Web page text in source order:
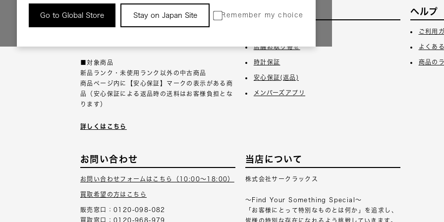
Go to Global Store Stay on Japan Site Remember my choice
返品について
■対象商品
新品ランク・未使用ランク以外の中古商品
商品ページ内に【安心保証】マークの表示がある商
品（安心保証による返品時の送料はお客様負担とな
ります）
詳しくはこちら
サービス
店舗お取り寄せ
時計保証
安心保証(返品)
メンバーズアプリ
ヘルプ
ご利用
よくあ
商品の
お問い合わせ
お問い合わせフォームはこちら（10:00～18:00）
買取希望の方はこちら
販売窓口：0120-098-082
買取窓口：0120-968-979
当店について
株式会社サークラックス
～Find Your Something Special～
「お客様にとって特別なものとは何か」を追求し、
皆様の特別な存在になれるよう挑戦していきます。